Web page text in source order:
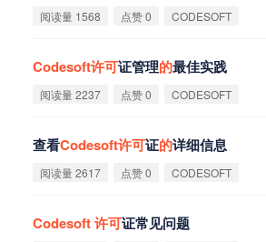
阅读量 1568 点赞 0 CODESOFT
Codesoft许可证管理的最佳实践
阅读量 2237 点赞 0 CODESOFT
查看Codesoft许可证的详细信息
阅读量 2617 点赞 0 CODESOFT
Codesoft许可证常见问题